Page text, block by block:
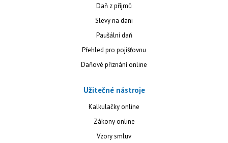
Daň z příjmů
Slevy na dani
Paušální daň
Přehled pro pojišťovnu
Daňové přiznání online
Užitečné nástroje
Kalkulačky online
Zákony online
Vzory smluv